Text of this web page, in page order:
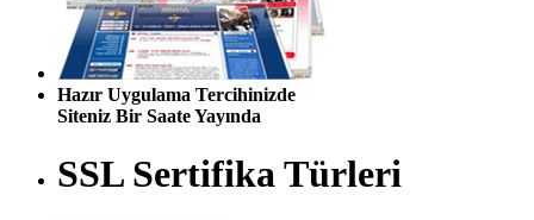
Hazır Uygulama Tercihinizde
Siteniz Bir Saate Yayında
SSL Sertifika Türleri